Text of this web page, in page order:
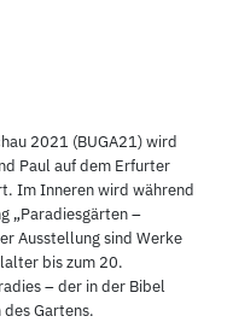
2021 (BUGA21) wird
Paul auf dem Erfurter
Im Inneren wird während
„Paradiesgärten –
Ausstellung sind Werke
bis zum 20.
– der in der Bibel
Gartens.